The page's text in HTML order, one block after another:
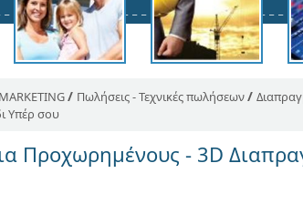
/ Πωλήσεις - Τεχνικές πωλήσεων/
Υπέρ σου
Προχωρημένους - 3D